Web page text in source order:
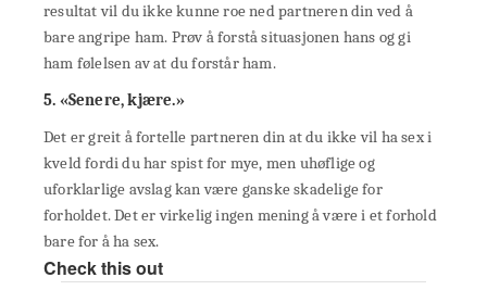
resultat vil du ikke kunne roe ned partneren din ved å
bare angripe ham. Prøv å forstå situasjonen hans og gi
ham følelsen av at du forstår ham.
5. «Senere, kjære.»
Det er greit å fortelle partneren din at du ikke vil ha sex i
kveld fordi du har spist for mye, men uhøflige og
uforklarlige avslag kan være ganske skadelige for
forholdet. Det er virkelig ingen mening å være i et forhold
bare for å ha sex.
Check this out